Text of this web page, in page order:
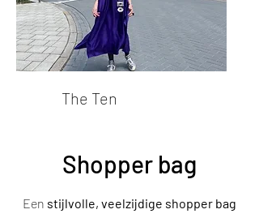
The Ten
Shopper bag
Een stijlvolle, veelzijdige shopper bag